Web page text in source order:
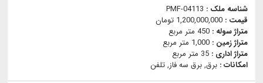
شناسه ملک : PMF-04113
قیمت : 1,200,000,000 تومان
متراژ سوله : 450 متر مربع
متراژ زمین : 1,000 متر مربع
متراژ اداری : 35 متر مربع
امکانات : برق, برق سه فاز, تلفن